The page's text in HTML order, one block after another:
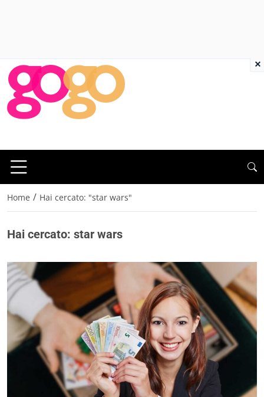
Home / Hai cercato: "star wars"
Hai cercato: star wars
×